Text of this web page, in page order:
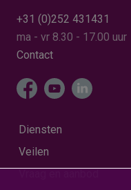
+31 (0)252 431431
ma - vr 8.30 - 17.00 uur
Contact
Diensten
Veilen